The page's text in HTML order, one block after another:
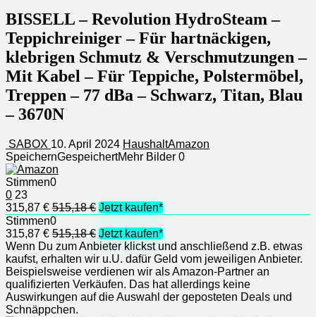
BISSELL – Revolution HydroSteam –
Teppichreiniger – Für hartnäckigen,
klebrigen Schmutz & Verschmutzungen –
Mit Kabel – Für Teppiche, Polstermöbel,
Treppen – 77 dBa – Schwarz, Titan, Blau
– 3670N
SABOX 10. April 2024 HaushaltAmazon
SpeichernGespeichertMehr Bilder 0
Stimmen0
0 23
315,87 € 515,18 € Jetzt kaufen*
Stimmen0
315,87 € 515,18 € Jetzt kaufen*
Wenn Du zum Anbieter klickst und anschließend z.B. etwas
kaufst, erhalten wir u.U. dafür Geld vom jeweiligen Anbieter.
Beispielsweise verdienen wir als Amazon-Partner an
qualifizierten Verkäufen. Das hat allerdings keine
Auswirkungen auf die Auswahl der geposteten Deals und
Schnäppchen.